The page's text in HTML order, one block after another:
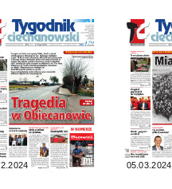
05.03.2024